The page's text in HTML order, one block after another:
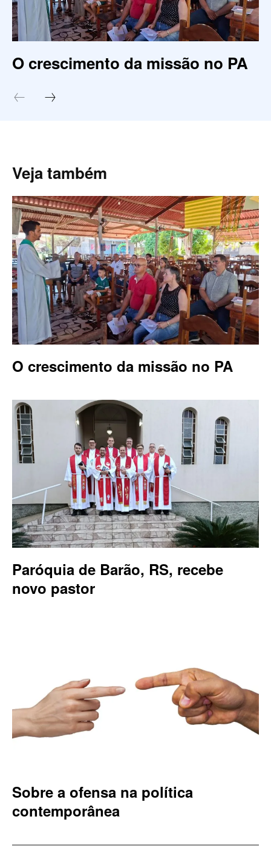
O crescimento da missão no PA
Veja também
O crescimento da missão no PA
Paróquia de Barão, RS, recebe
novo pastor
Sobre a ofensa na política
contemporânea